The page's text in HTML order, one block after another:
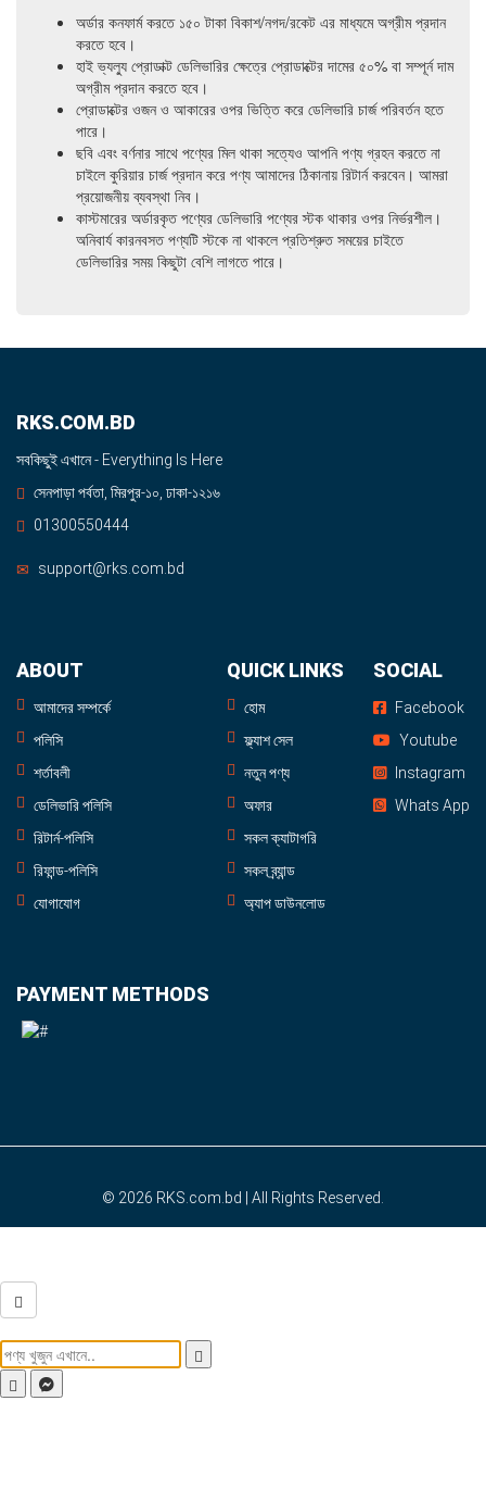
অর্ডার কনফার্ম করতে ১৫০ টাকা বিকাশ/নগদ/রকেট এর মাধ্যমে অগ্রীম প্রদান
করতে হবে।
হাই ভ্যল্যু প্রোডাক্ট ডেলিভারির ক্ষেত্রে প্রোডাক্টের দামের ৫০% বা সম্পূর্ন দাম
অগ্রীম প্রদান করতে হবে।
প্রোডাক্টের ওজন ও আকারের ওপর ভিত্তি করে ডেলিভারি চার্জ পরিবর্তন হতে
পারে।
ছবি এবং বর্ণনার সাথে পণ্যের মিল থাকা সত্যেও আপনি পণ্য গ্রহন করতে না
চাইলে কুরিয়ার চার্জ প্রদান করে পণ্য আমাদের ঠিকানায় রিটার্ন করবেন। আমরা
প্রয়োজনীয় ব্যবস্থা নিব।
কাস্টমারের অর্ডারকৃত পণ্যের ডেলিভারি পণ্যের স্টক থাকার ওপর নির্ভরশীল।
অনিবার্য কারনবসত পণ্যটি স্টকে না থাকলে প্রতিশ্রুত সময়ের চাইতে
ডেলিভারির সময় কিছুটা বেশি লাগতে পারে।
RKS.COM.BD
সবকিছুই এখানে - Everything Is Here
সেনপাড়া পর্বতা, মিরপুর-১০, ঢাকা-১২১৬
01300550444
support@rks.com.bd
ABOUT
আমাদের সম্পর্কে
পলিসি
শর্তাবলী
ডেলিভারি পলিসি
রিটার্ন-পলিসি
রিফান্ড-পলিসি
যোগাযোগ
QUICK LINKS
হোম
ফ্ল্যাশ সেল
নতুন পণ্য
অফার
সকল ক্যাটাগরি
সকল ব্র্যান্ড
অ্যাপ ডাউনলোড
SOCIAL
Facebook
Youtube
Instagram
Whats App
PAYMENT METHODS
© 2026 RKS.com.bd | All Rights Reserved.